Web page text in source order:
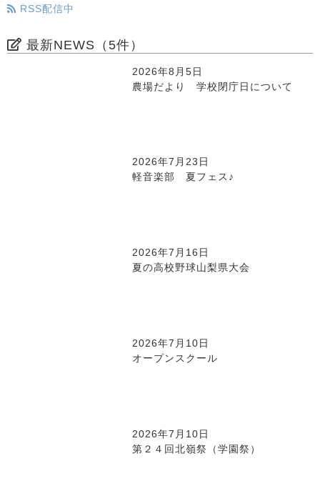
RSS配信中
最新NEWS（5件）
2026年8月5日
農場だより 学校閉庁日について
2026年7月23日
軽音楽部 夏フェス♪
2026年7月16日
夏の高校野球山梨県大会
2026年7月10日
オープンスクール
2026年7月10日
第２４回北嶺祭（学園祭）